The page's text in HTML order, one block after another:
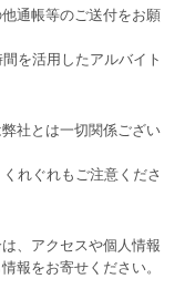
通帳等のご送付をお願
を活用したアルバイト
社とは一切関係ござい
れぐれもご注意くださ
、アクセスや個人情報
報をお寄せください。